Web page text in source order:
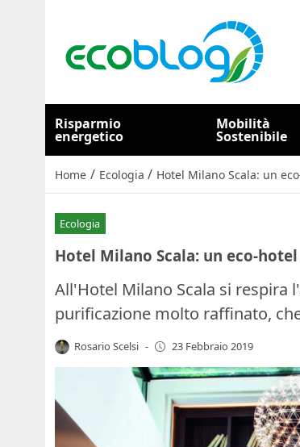
Risparmio
energetico
Mobilità
Sostenibile
Home / Ecologia / Hotel Milano Scala: un
Ecologia
Hotel Milano Scala: un eco-
All'Hotel Milano Scala si respira
purificazione molto raffinato,
Rosario Scelsi - 23 Febbraio 2019